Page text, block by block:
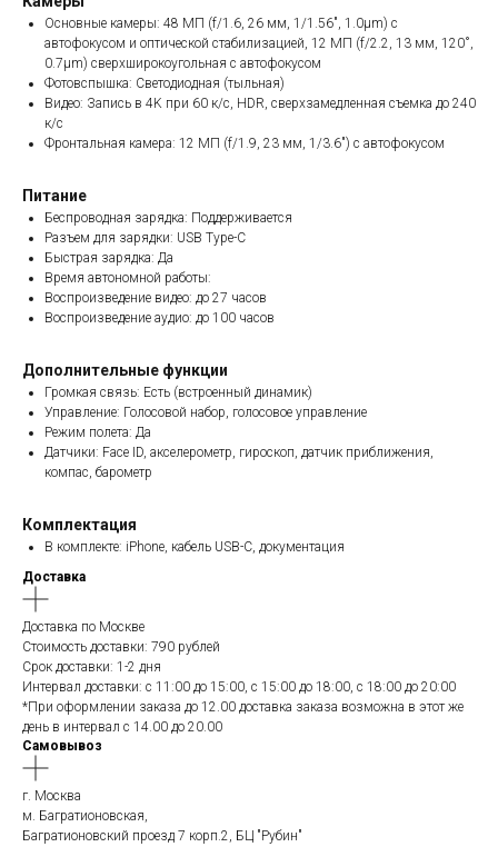
Основные камеры: 48 МП (f/1.6, 26 мм, 1/1.56", 1.0µm) с
автофокусом и оптической стабилизацией, 12 МП (f/2.2, 13 мм, 120˚,
0.7µm) сверхширокоугольная с автофокусом
Фотовспышка: Светодиодная (тыльная)
Видео: Запись в 4K при 60 к/с, HDR, сверхзамедленная съемка до 240
к/с
Фронтальная камера: 12 МП (f/1.9, 23 мм, 1/3.6") с автофокусом
Питание
Беспроводная зарядка: Поддерживается
Разъем для зарядки: USB Type-C
Быстрая зарядка: Да
Время автономной работы:
Воспроизведение видео: до 27 часов
Воспроизведение аудио: до 100 часов
Дополнительные функции
Громкая связь: Есть (встроенный динамик)
Управление: Голосовой набор, голосовое управление
Режим полета: Да
Датчики: Face ID, акселерометр, гироскоп, датчик приближения,
компас, барометр
Комплектация
В комплекте: iPhone, кабель USB-C, документация
Доставка
Доставка по Москве
Стоимость доставки: 790 рублей
Срок доставки: 1-2 дня
Интервал доставки: с 11:00 до 15:00, с 15:00 до 18:00, с 18:00 до 20:00
*При оформлении заказа до 12.00 доставка заказа возможна в этот же
день в интервал с 14.00 до 20.00
Самовывоз
г. Москва
м. Багратионовская,
Багратионовский проезд 7 корп.2, БЦ "Рубин"